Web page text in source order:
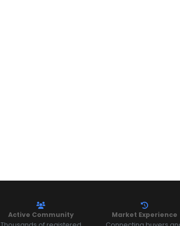
Active Community
Market Experience